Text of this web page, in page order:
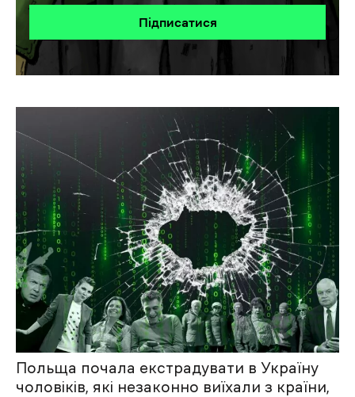
Підписатися
Польща почала екстрадувати в Україну
чоловіків, які незаконно виїхали з країни,